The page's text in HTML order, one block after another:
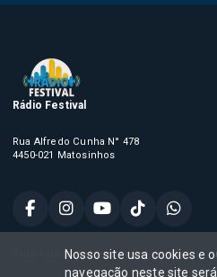
Rádio Festival
Rua Alfredo Cunha N° 478
4450-021 Matosinhos
Rádio Festival, Todos os direitos reservados,
Nosso site usa cookies e
navegação neste site